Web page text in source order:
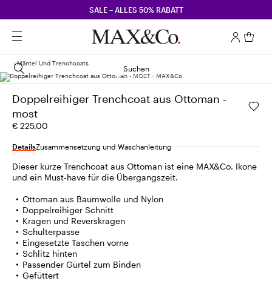
SALE – ALLES 50% RABATT
Suchen
Mäntel Und Trenchcoats
Doppelreihiger Trenchcoat aus Ottoman -
most
€ 225,00
DetailsZusammensetzung und Waschanleitung
Dieser kurze Trenchcoat aus Ottoman ist eine MAX&Co. Ikone
und ein Must-have für die Übergangszeit.
Ottoman aus Baumwolle und Nylon
Doppelreihiger Schnitt
Kragen und Reverskragen
Schulterpasse
Eingesetzte Taschen vorne
Schlitz hinten
Passender Gürtel zum Binden
Gefüttert